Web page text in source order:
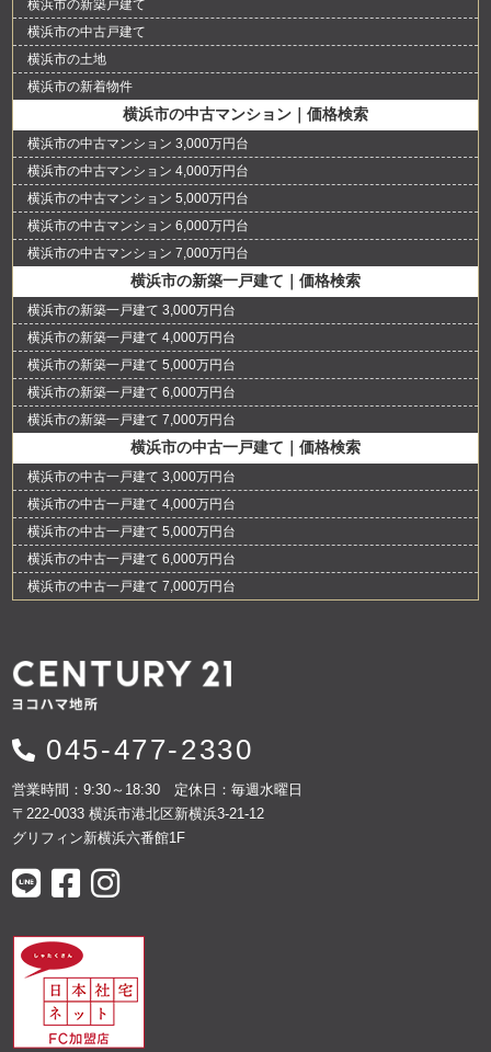
横浜市の新築戸建て
横浜市の中古戸建て
横浜市の土地
横浜市の新着物件
横浜市の中古マンション｜価格検索
横浜市の中古マンション 3,000万円台
横浜市の中古マンション 4,000万円台
横浜市の中古マンション 5,000万円台
横浜市の中古マンション 6,000万円台
横浜市の中古マンション 7,000万円台
横浜市の新築一戸建て｜価格検索
横浜市の新築一戸建て 3,000万円台
横浜市の新築一戸建て 4,000万円台
横浜市の新築一戸建て 5,000万円台
横浜市の新築一戸建て 6,000万円台
横浜市の新築一戸建て 7,000万円台
横浜市の中古一戸建て｜価格検索
横浜市の中古一戸建て 3,000万円台
横浜市の中古一戸建て 4,000万円台
横浜市の中古一戸建て 5,000万円台
横浜市の中古一戸建て 6,000万円台
横浜市の中古一戸建て 7,000万円台
045-477-2330
営業時間：9:30～18:30 定休日：毎週水曜日
〒222-0033 横浜市港北区新横浜3-21-12
グリフィン新横浜六番館1F